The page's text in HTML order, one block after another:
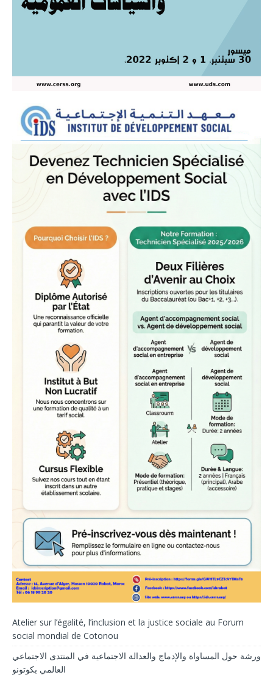
Atelier sur l’égalité, l’inclusion et la justice sociale au Forum
social mondial de Cotonou
ورشة حول المساواة والإدماج والعدالة الاجتماعية في المنتدى الاجتماعي
العالمي بكوتونو